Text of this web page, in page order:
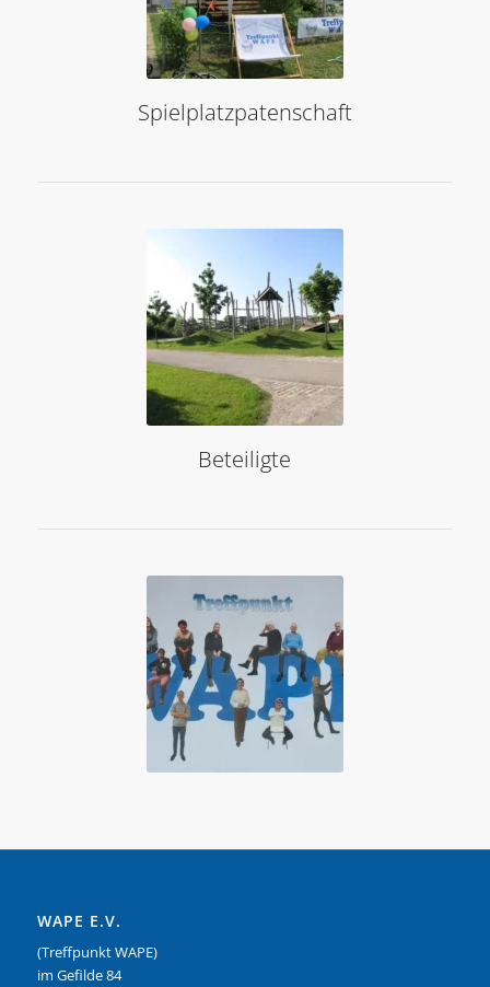
Spielplatzpatenschaft
Beteiligte
WAPE E.V.
(Treffpunkt WAPE)
im Gefilde 84